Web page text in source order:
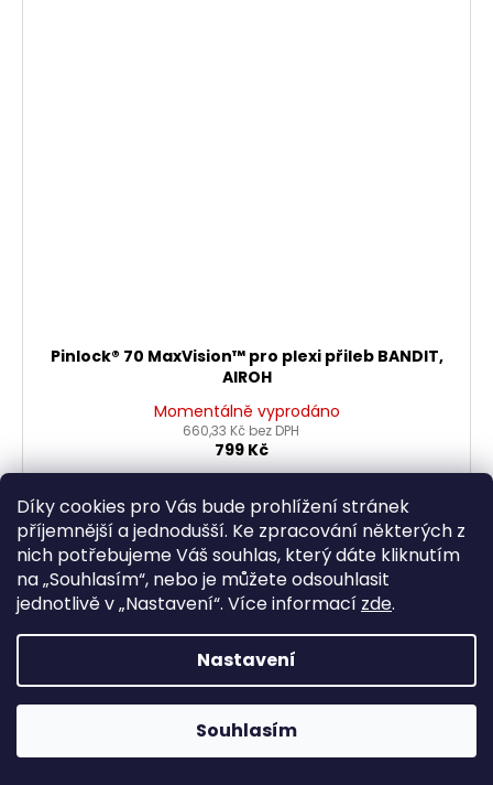
Díky cookies pro Vás bude prohlížení stránek
příjemnější a jednodušší. Ke zpracování některých z
nich potřebujeme Váš souhlas, který dáte kliknutím
na „Souhlasím“, nebo je můžete odsouhlasit
jednotlivě v „Nastavení“. Více informací zde.
Nastavení
Souhlasím
Pinlock® 70 MaxVision™ pro plexi přileb BANDIT,
AIROH
Momentálně vyprodáno
660,33 Kč bez DPH
799 Kč
DETAIL